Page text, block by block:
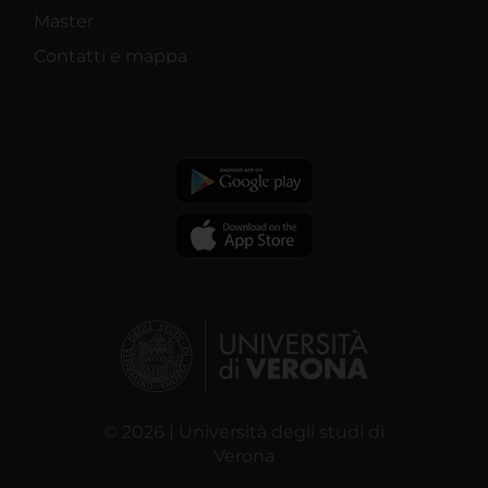
Master
Contatti e mappa
© 2026 | Università degli studi di
Verona